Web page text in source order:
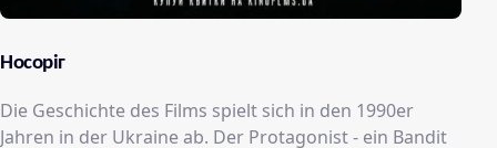
Носоріг
Die Geschichte des Films spielt sich in den 1990er
Jahren in der Ukraine ab. Der Protagonist - ein Bandit